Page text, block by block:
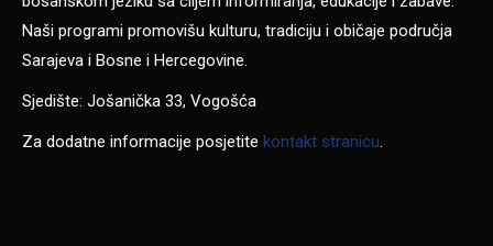
Naši programi promovišu kulturu, tradiciju i običaje područja
Sarajeva i Bosne i Hercegovine.
Sjedište: Jošanička 33, Vogošća
Za dodatne informacije posjetite kontakt stranicu.